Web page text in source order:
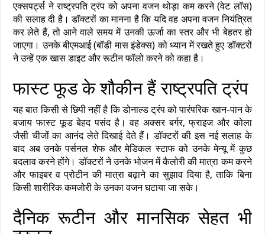
एक्सपर्ट्स ने राष्ट्रपति ट्रंप को अपना वजन थोड़ा कम करने (वेट लॉस)
की सलाह दी है। डॉक्टरों का मानना है कि यदि वह अपना वजन नियंत्रित
कर लेते हैं, तो आने वाले समय में उनकी ऊर्जा का स्तर और भी बेहतर हो
जाएगा। उनके बीएमआई (बॉडी मास इंडेक्स) को ध्यान में रखते हुए डॉक्टरों
ने उन्हें एक खास डाइट और रूटीन फॉलो करने को कहा है।
फास्ट फूड के शौकीन हैं राष्ट्रपति ट्रंप
यह बात किसी से छिपी नहीं है कि डोनाल्ड ट्रंप को पारंपरिक खान-पान के
बजाय फास्ट फूड बेहद पसंद है। वह अक्सर बर्गर, फ्राइज और कोला
जैसी चीजों का आनंद लेते दिखाई देते हैं। डॉक्टरों की इस नई सलाह के
बाद अब उनके पर्सनल शेफ और मेडिकल स्टाफ को उनके मेन्यू में कुछ
बदलाव करने होंगे। डॉक्टरों ने उनके भोजन में कैलोरी की मात्रा कम करने
और फाइबर व प्रोटीन की मात्रा बढ़ाने का सुझाव दिया है, ताकि बिना
किसी शारीरिक कमजोरी के उनका वजन घटाया जा सके।
दैनिक रूटीन और मानसिक सेहत भी